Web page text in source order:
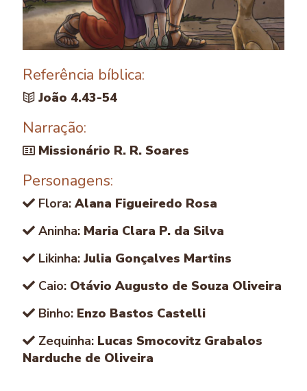
Referência bíblica:
João 4.43-54
Narração:
Missionário R. R. Soares
Personagens:
Flora:Alana Figueiredo Rosa
Aninha: Maria Clara P. da Silva
Likinha: Julia Gonçalves Martins
Caio: Otávio Augusto de Souza Oliveira
Binho: Enzo Bastos Castelli
Zequinha: Lucas Smocovitz Grabalos
Narduche de Oliveira